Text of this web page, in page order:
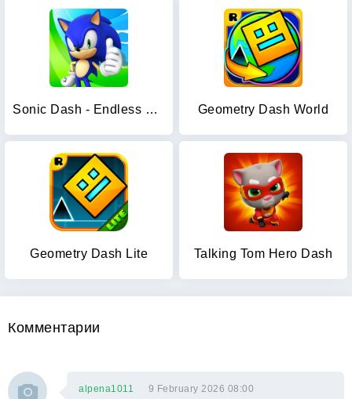
Sonic Dash - Endless Running Geometry Dash World
Geometry Dash Lite Talking Tom Hero Dash
Комментарии
alpena1011 9 February 2026 08:00